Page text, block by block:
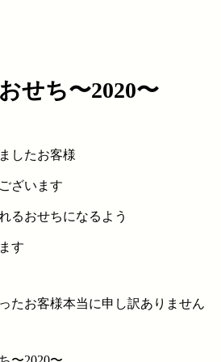
せち〜2020〜
したお客様
ざいます
るおせちになるよう
す
たお客様本当に申し訳ありません